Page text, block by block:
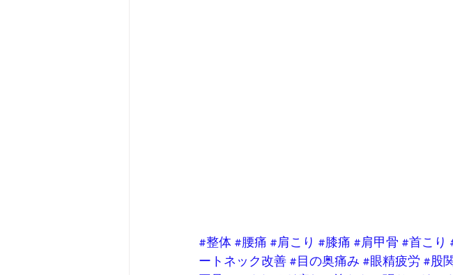
#整体 #腰痛 #肩こり #膝痛 #肩甲骨 #首こり
ートネック改善 #目の奥痛み #眼精疲労 #股